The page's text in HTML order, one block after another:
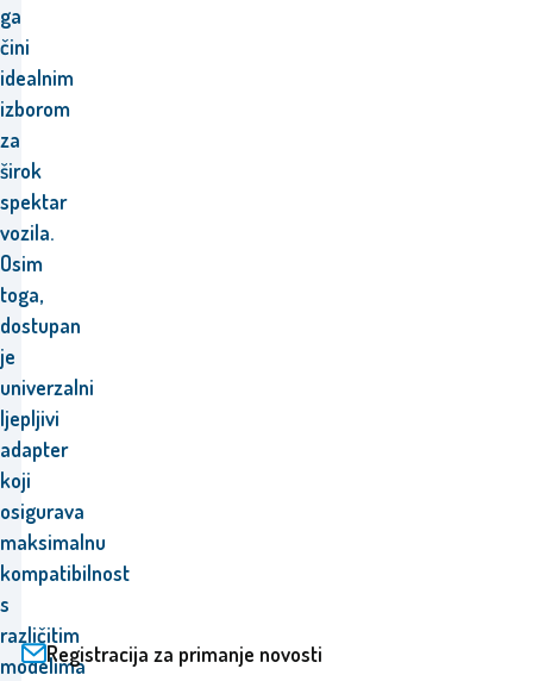
ga
čini
idealnim
izborom
za
širok
spektar
vozila.
Osim
toga,
dostupan
je
univerzalni
ljepljivi
adapter
koji
osigurava
maksimalnu
kompatibilnost
s
različitim
modelimaRegistracija za primanje novosti